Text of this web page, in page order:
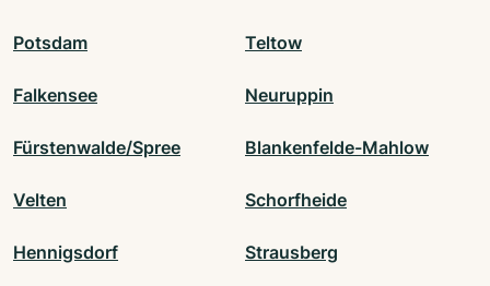
Potsdam Teltow
Falkensee Neuruppin
Fürstenwalde/Spree Blankenfelde-Mahlow
Velten Schorfheide
Hennigsdorf Strausberg